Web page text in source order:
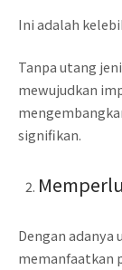
Ini adalah
Tanpa utang
mewujudkan
signifikan.
Dengan adanya
memanfaatkan